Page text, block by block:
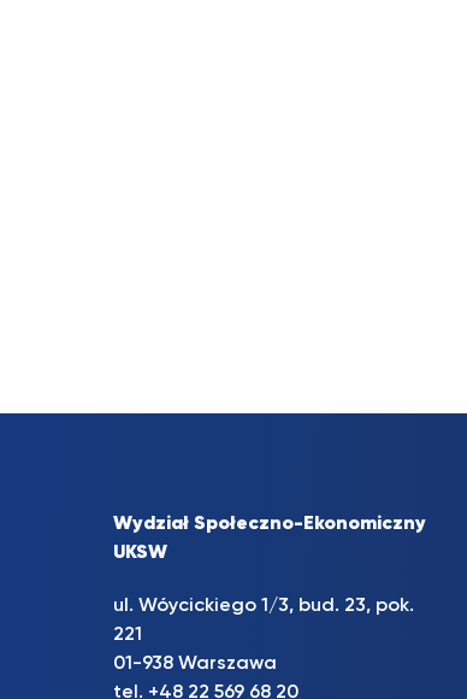
Wydział Społeczno-Ekonomiczny
UKSW
ul. Wóycickiego 1/3, bud. 23, pok.
221
01-938 Warszawa
tel. +48 22 569 68 20